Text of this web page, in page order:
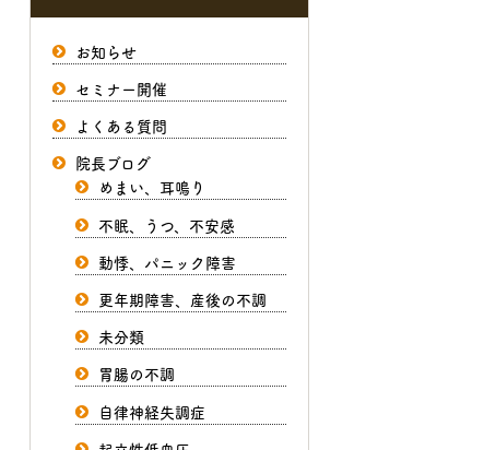
お知らせ
セミナー開催
よくある質問
院長ブログ
めまい、耳鳴り
不眠、うつ、不安感
動悸、パニック障害
更年期障害、産後の不調
未分類
胃腸の不調
自律神経失調症